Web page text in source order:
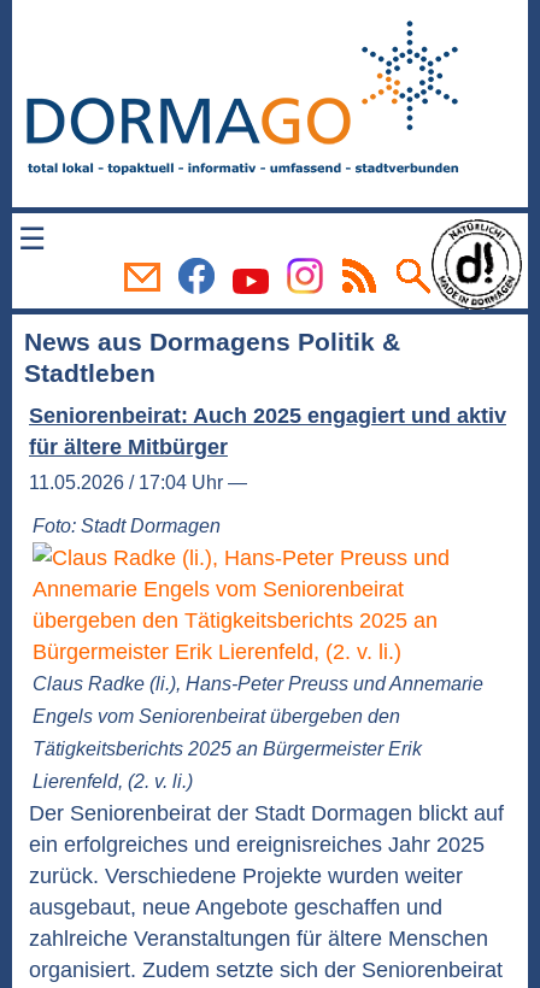
☰
News aus Dormagens Politik &
Stadtleben
Seniorenbeirat: Auch 2025 engagiert und aktiv
für ältere Mitbürger
11.05.2026 / 17:04 Uhr —
Foto: Stadt Dormagen
Claus Radke (li.), Hans-Peter Preuss und Annemarie
Engels vom Seniorenbeirat übergeben den
Tätigkeitsberichts 2025 an Bürgermeister Erik
Lierenfeld, (2. v. li.)
Der Seniorenbeirat der Stadt Dormagen blickt auf
ein erfolgreiches und ereignisreiches Jahr 2025
zurück. Verschiedene Projekte wurden weiter
ausgebaut, neue Angebote geschaffen und
zahlreiche Veranstaltungen für ältere Menschen
organisiert. Zudem setzte sich der Seniorenbeirat